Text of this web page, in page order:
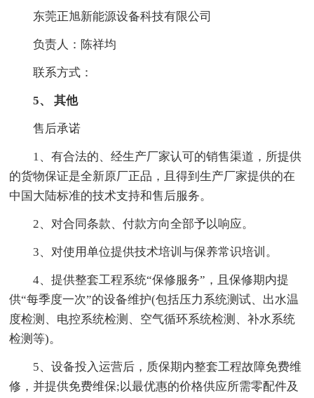
东莞正旭新能源设备科技有限公司
负责人：陈祥均
联系方式：
5、 其他
售后承诺
1、有合法的、经生产厂家认可的销售渠道，所提供
的货物保证是全新原厂正品，且得到生产厂家提供的在
中国大陆标准的技术支持和售后服务。
2、对合同条款、付款方向全部予以响应。
3、对使用单位提供技术培训与保养常识培训。
4、提供整套工程系统“保修服务”，且保修期内提
供“每季度一次”的设备维护(包括压力系统测试、出水温
度检测、电控系统检测、空气循环系统检测、补水系统
检测等)。
5、设备投入运营后，质保期内整套工程故障免费维
修，并提供免费维保;以最优惠的价格供应所需零配件及